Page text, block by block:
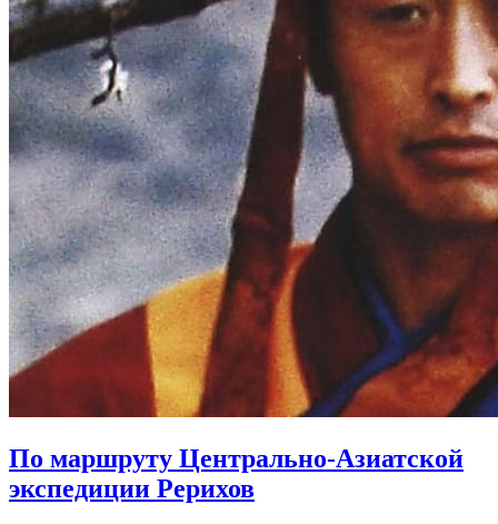
По маршруту Центрально-Азиатской
экспедиции Рерихов